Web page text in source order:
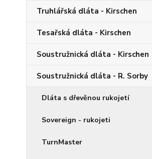
Truhlářská dláta - Kirschen
Tesařská dláta - Kirschen
Soustružnická dláta - Kirschen
Soustružnická dláta - R. Sorby
Dláta s dřevěnou rukojetí
Sovereign - rukojeti
TurnMaster